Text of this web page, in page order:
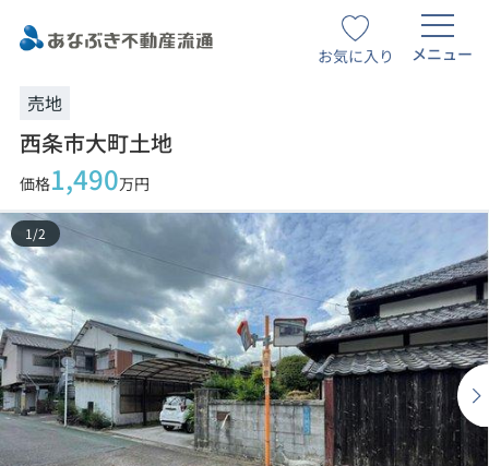
お気に入り メニュー
売地
西条市大町土地
価格1,490万円
1/2